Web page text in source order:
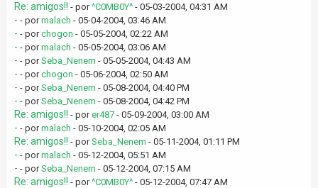
Re: amigos!! - por^C0MB0Y^ - 05-03-2004, 04:31 AM
- - pormalach - 05-04-2004, 03:46 AM
- - porchogon - 05-05-2004, 02:22 AM
- - pormalach - 05-05-2004, 03:06 AM
- - porSeba_Nenem - 05-05-2004, 04:43 AM
- - porchogon - 05-06-2004, 02:50 AM
- - porSeba_Nenem - 05-08-2004, 04:40 PM
- - porSeba_Nenem - 05-08-2004, 04:42 PM
Re: amigos!! - porer487 - 05-09-2004, 03:00 AM
- - pormalach - 05-10-2004, 02:05 AM
Re: amigos!! - porSeba_Nenem - 05-11-2004, 01:11 PM
- - pormalach - 05-12-2004, 05:51 AM
- - porSeba_Nenem - 05-12-2004, 07:15 AM
Re: amigos!! - por^C0MB0Y^ - 05-12-2004, 07:47 AM